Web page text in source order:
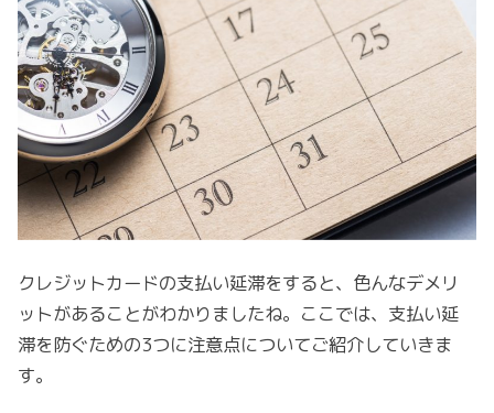
クレジットカードの支払い延滞をすると、色んなデメリ
ットがあることがわかりましたね。ここでは、支払い延
滞を防ぐための3つに注意点についてご紹介していきま
す。